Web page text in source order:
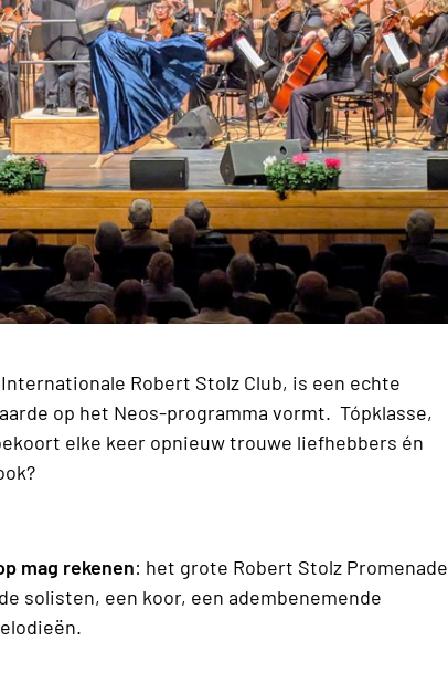
Robert Stolz Club, is een echte
op het Neos-programma vormt. Tópklasse,
elke keer opnieuw trouwe liefhebbers én
mag rekenen: het grote Robert Stolz Promenade
solisten, een koor, een adembenemende